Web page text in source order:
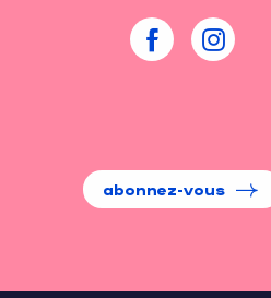
abonnez-vous